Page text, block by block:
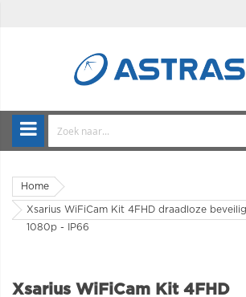
Home
Xsarius WiFiCam Kit 4FHD draadloze
1080p - IP66
Xsarius WiFiCam Kit 4FHD